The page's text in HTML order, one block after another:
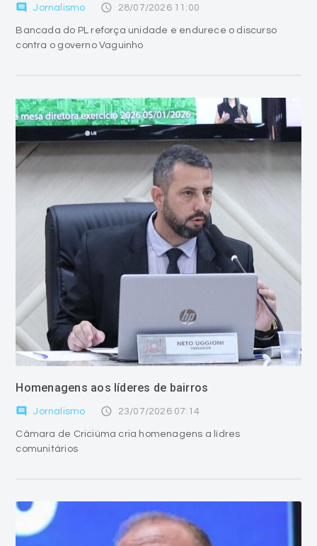
comment Jornalismo access_time 28/07/2026 11:00
Bancada do PL reforça unidade e endurece o discurso
contra o governo Vaguinho
Homenagens aos líderes de bairros
comment Jornalismo access_time 23/07/2026 07:14
Câmara de Criciúma cria homenagens a lídres
comunitários